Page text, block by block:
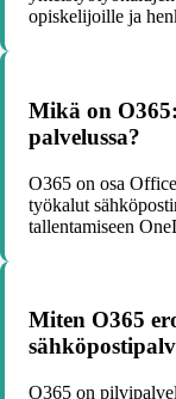
opiskelijoille ja
Mikä on
palvelussa?
O365 on osa
työkalut
tallentamiseen
Miten O365
O365 on